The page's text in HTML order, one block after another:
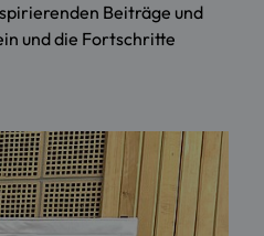
Beiträge und
und die Fortschritte